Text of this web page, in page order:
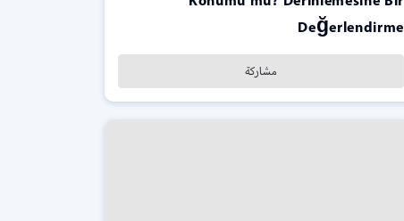
Değerlendirme
مشاركة